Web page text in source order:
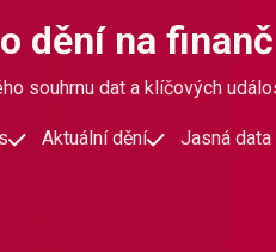
dění na
souhrnu dat a klíčových
Aktuální dění Jasná data